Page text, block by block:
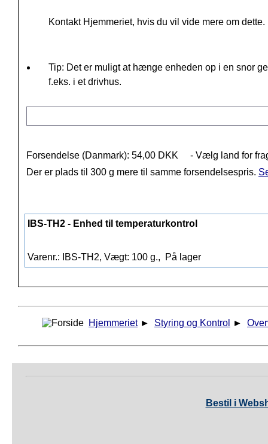
Kontakt Hjemmeriet, hvis du vil vide mere om dette.
Tip: Det er muligt at hænge enheden op i en snor
f.eks. i et drivhus.
Forsendelse (Danmark): 54,00 DKK
- Vælg land for
Der er plads til 300 g mere til samme forsendelsespris.
IBS-TH2 - Enhed til temperaturkontrol
Varenr.: IBS-TH2, Vægt: 100 g., På lager
Hjemmeriet ► Styring og Kontrol ►
Bestil i